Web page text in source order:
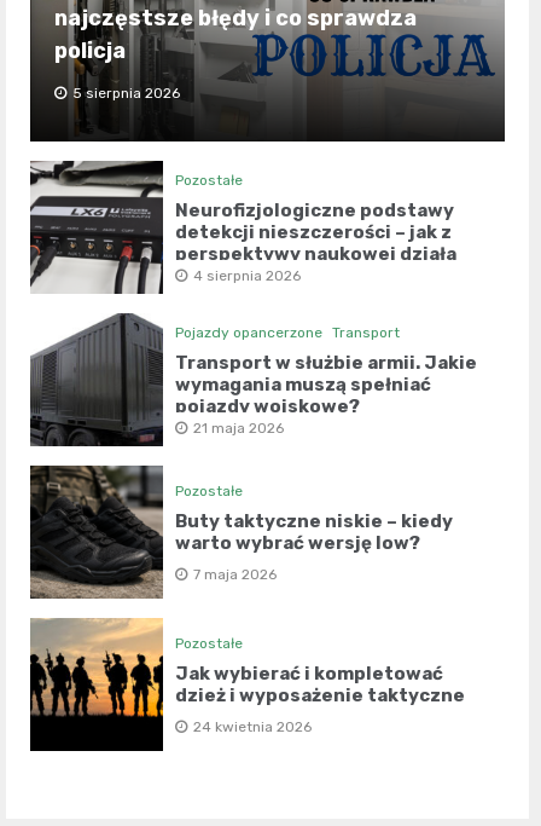
najczęstsze błędy i co sprawdza
policja
5 sierpnia 2026
Pozostałe
Neurofizjologiczne podstawy
detekcji nieszczerości – jak z
perspektywy naukowej działa
współczesny wariograf?
4 sierpnia 2026
Pojazdy opancerzone Transport
Transport w służbie armii. Jakie
wymagania muszą spełniać
pojazdy wojskowe?
21 maja 2026
Pozostałe
Buty taktyczne niskie – kiedy
warto wybrać wersję low?
7 maja 2026
Pozostałe
Jak wybierać i kompletować
dzież i wyposażenie taktyczne
24 kwietnia 2026